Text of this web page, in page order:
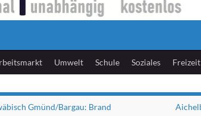
Umwelt Schule Soziales Freizeit
Gmünd/Bargau: Brand